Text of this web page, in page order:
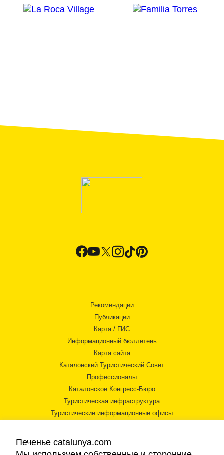
Рекомендации
Публикации
Карта / ГИС
Информационный бюллетень
Карта сайта
Каталонский Туристический Совет
Профессионалы
Каталонское Конгресс-Бюро
Туристическая инфраструктура
Туристические информационные офисы
Печенье catalunya.com